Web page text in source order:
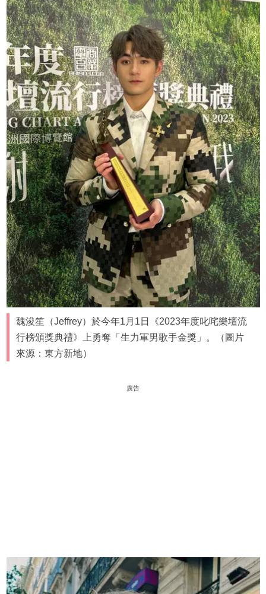
魏浚笙（Jeffrey）於今年1月1日《2023年度叱咤樂壇流
行榜頒獎典禮》上勇奪「生力軍男歌手金獎」。（圖片
來源：東方新地）
廣告